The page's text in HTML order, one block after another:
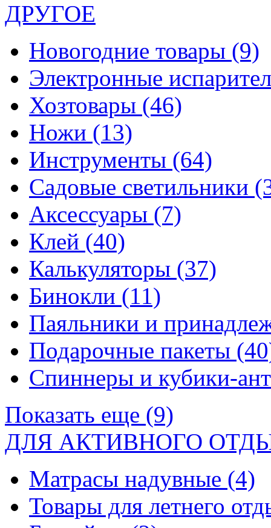
ДРУГОЕ
Новогодние товары (9)
Электронные
Хозтовары (46)
Ножи (13)
Инструменты (64)
Садовые светильники
Аксессуары (7)
Клей (40)
Калькуляторы (37)
Бинокли (11)
Паяльники и
Подарочные пакеты
Спиннеры и кубики-
Показать еще (9)
ДЛЯ АКТИВНОГО
Матрасы надувные (4)
Товары для летнего